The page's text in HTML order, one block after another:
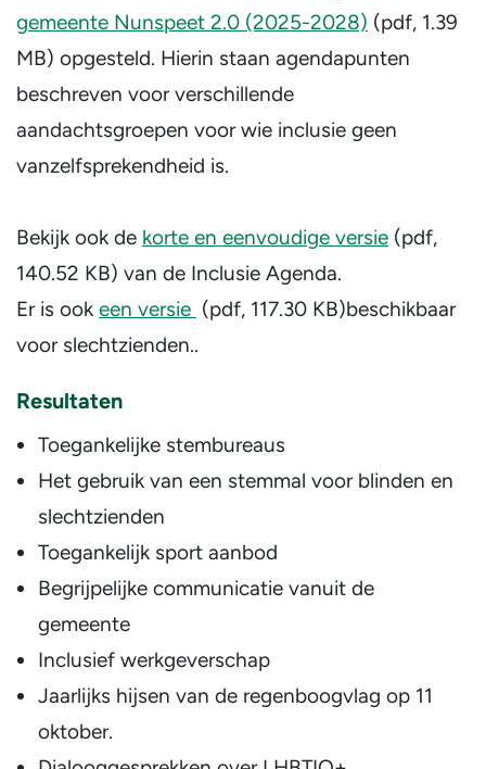
gemeente Nunspeet 2.0 (2025-2028) (pdf, 1.39
MB) opgesteld. Hierin staan agendapunten
beschreven voor verschillende
aandachtsgroepen voor wie inclusie geen
vanzelfsprekendheid is.
Bekijk ook de korte en eenvoudige versie (pdf,
140.52 KB) van de Inclusie Agenda.
Er is ook een versie (pdf, 117.30 KB)beschikbaar
voor slechtzienden..
Resultaten
Toegankelijke stembureaus
Het gebruik van een stemmal voor blinden en
slechtzienden
Toegankelijk sport aanbod
Begrijpelijke communicatie vanuit de
gemeente
Inclusief werkgeverschap
Jaarlijks hijsen van de regenboogvlag op 11
oktober.